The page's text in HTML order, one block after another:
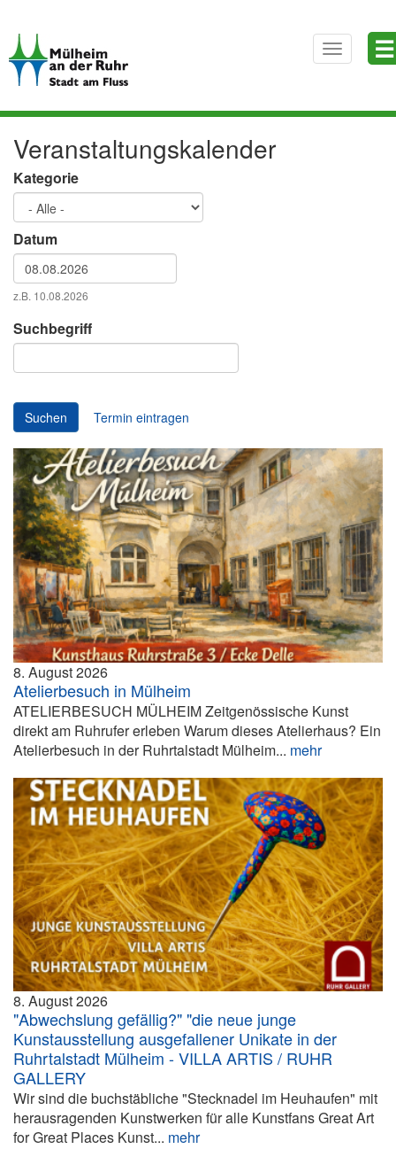
zum
Inhalt
Toggle
navigation
☰
Veranstaltungskalender
Kategorie
Datum
Datum
z.B. 10.08.2026
Datum
Suchbegriff
Suchen Termin eintragen
8. August 2026
Atelierbesuch in Mülheim
ATELIERBESUCH MÜLHEIM Zeitgenössische Kunst
direkt am Ruhrufer erleben Warum dieses Atelierhaus? Ein
Atelierbesuch in der Ruhrtalstadt Mülheim... mehr
8. August 2026
"Abwechslung gefällig?" "die neue junge
Kunstausstellung ausgefallener Unikate in der
Ruhrtalstadt Mülheim - VILLA ARTIS / RUHR
GALLERY
Wir sind die buchstäbliche "Stecknadel im Heuhaufen" mit
herausragenden Kunstwerken für alle Kunstfans Great Art
for Great Places Kunst... mehr